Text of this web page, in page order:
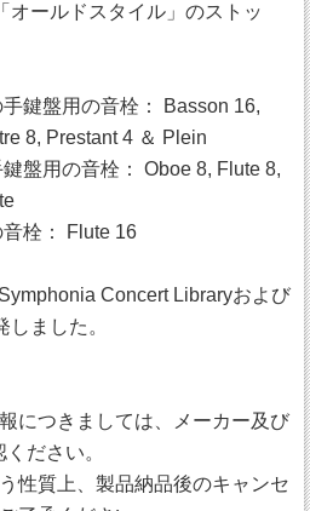
オールドスタイル」のストッ
鍵盤用の音栓： Basson 16,
8, Prestant 4 ＆ Plein
盤用の音栓： Oboe 8, Flute 8,
音栓： Flute 16
Concert Libraryおよび
ました。
につきましては、メーカー及び
ださい。
性質上、製品納品後のキャンセ